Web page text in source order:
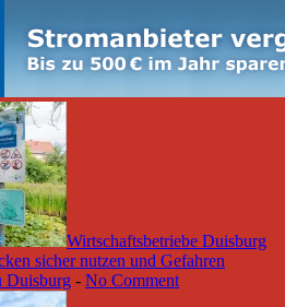
Wirtschaftsbetriebe Duisburg
sicher nutzen und Gefahren
Duisburg - No Comment